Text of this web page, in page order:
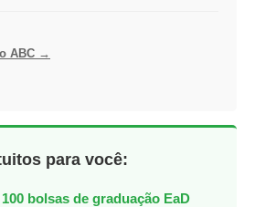
ABC →
para você:
bolsas de graduação EaD